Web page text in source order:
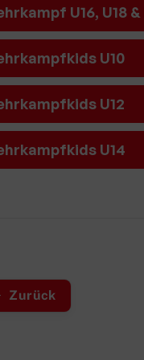
U16, U18
U10
U12
U14
Zurück